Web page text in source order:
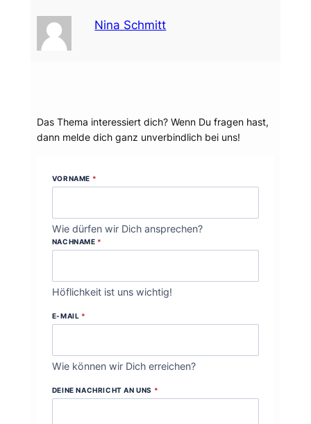
Nina Schmitt
Das Thema interessiert dich? Wenn Du fragen hast,
dann melde dich ganz unverbindlich bei uns!
VORNAME *
Wie dürfen wir Dich ansprechen?
NACHNAME *
Höflichkeit ist uns wichtig!
E-MAIL *
Wie können wir Dich erreichen?
DEINE NACHRICHT AN UNS *